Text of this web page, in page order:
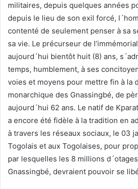
militaires, depuis quelques années
depuis le lieu de son exil forcé,
contenté de seulement penser à sa
sa vie. Le précurseur de
aujourd´hui bientôt huit (8) ans,
temps, humblement, à ses
voies et moyens pour mettre fin à la
monarchique des Gnassingbé, de
aujourd´hui 62 ans. Le natif de
a encore été fidèle à la tradition en
à travers les réseaux sociaux, le 03
Togolais et aux Togolaises, pour
par lesquelles les 8 millions
Gnassingbé, devraient pouvoir se